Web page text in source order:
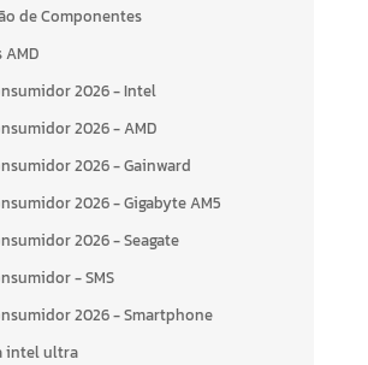
de Componentes
AMD
2026 - Intel
2026 - AMD
2026 - Gainward
2026 - Gigabyte AM5
2026 - Seagate
- SMS
2026 - Smartphone
intel ultra